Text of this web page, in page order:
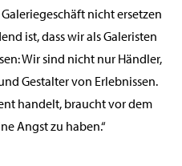
nicht ersetzen
ist, dass wir als Galeristen
Wir sind nicht nur Händler,
Gestalter von Erlebnissen.
handelt, braucht vor dem
Angst zu haben.“